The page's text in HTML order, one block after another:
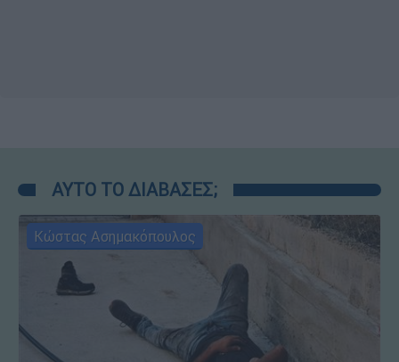
ΑΥΤΟ ΤΟ ΔΙΑΒΑΣΕΣ;
Κώστας Ασημακόπουλος